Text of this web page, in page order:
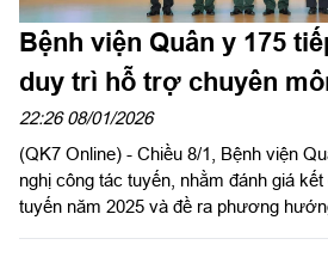
Bệnh viện Quân y 175
duy trì hỗ trợ chuyên
22:26 08/01/2026
(QK7 Online) - Chiều 8/1, Bệnh viện
nghị công tác tuyến, nhằm đánh giá
tuyến năm 2025 và đề ra phương